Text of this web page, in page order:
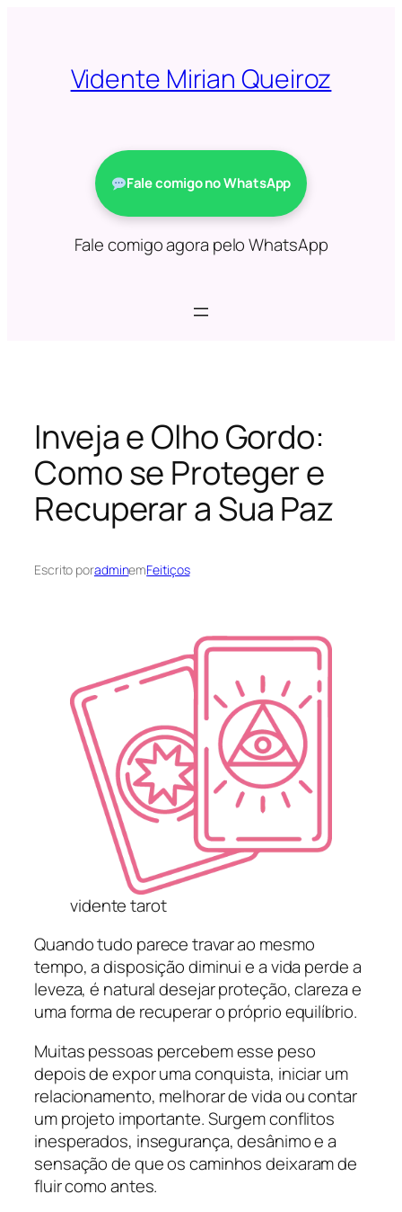
conteúdoVidente Mirian Queiroz
Fale comigo no WhatsApp
Fale comigo agora pelo WhatsApp
Inveja e Olho Gordo:
Como se Proteger e
Recuperar a Sua Paz
Escrito poradminemFeitiços
vidente tarot
Quando tudo parece travar ao mesmo
tempo, a disposição diminui e a vida perde a
leveza, é natural desejar proteção, clareza e
uma forma de recuperar o próprio equilíbrio.
Muitas pessoas percebem esse peso
depois de expor uma conquista, iniciar um
relacionamento, melhorar de vida ou contar
um projeto importante. Surgem conflitos
inesperados, insegurança, desânimo e a
sensação de que os caminhos deixaram de
fluir como antes.